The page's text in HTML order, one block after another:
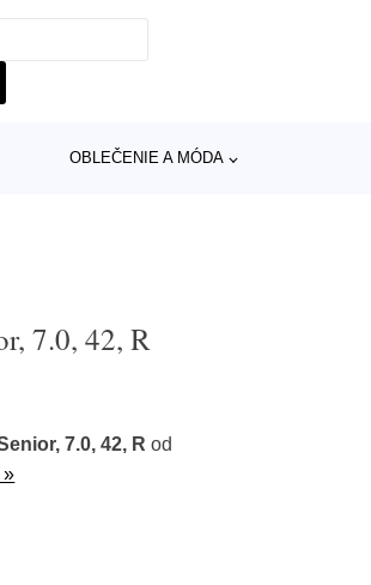
OBLEČENIE A MÓDA
7.0, 42, R
7.0, 42, R od
»